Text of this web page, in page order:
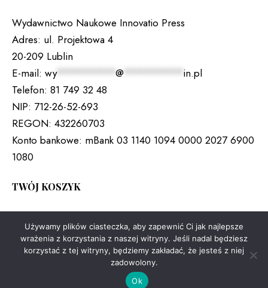
Wydawnictwo Naukowe Innovatio Press
Adres: ul. Projektowa 4
20-209 Lublin
E-mail: wy*********@ ********* in.pl
Telefon: 81 749 32 48
NIP: 712-26-52-693
REGON: 432260703
Konto bankowe: mBank 03 1140 1094 0000 2027 6900
1080
TWÓJ KOSZYK
Brak produktów w koszyku.
Copyright © 2026. All rights reserved.
Używamy plików ciasteczka, aby zapewnić Ci jak najlepsze
wrażenia z korzystania z naszej witryny. Jeśli nadal będziesz
korzystać z tej witryny, będziemy zakładać, że jesteś z niej
zadowolony.
Ok